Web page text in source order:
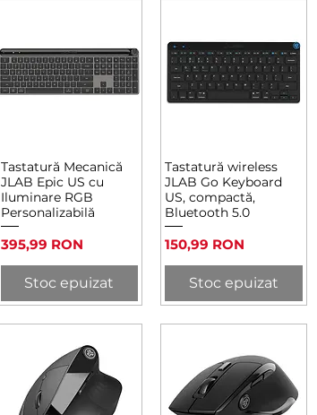
Afișare rapidă
Tastatură Mecanică
JLAB Epic US cu
Iluminare RGB
Personalizabilă
Preț
395,99 RON
Stoc epuizat
Afișare rapidă
Tastatură wireless
JLAB Go Keyboard
US, compactă,
Bluetooth 5.0
Preț
150,99 RON
Stoc epuizat